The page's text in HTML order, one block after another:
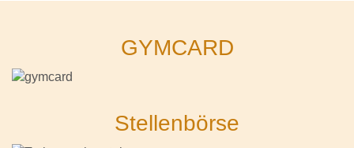
GYMCARD
Stellenbörse